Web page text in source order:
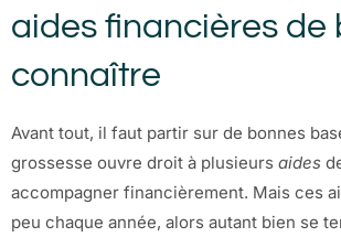
aides financières de
connaître
Avant tout, il faut partir sur de bonnes
grossesse ouvre droit à plusieurs aides
accompagner financièrement. Mais ces
peu chaque année, alors autant bien se